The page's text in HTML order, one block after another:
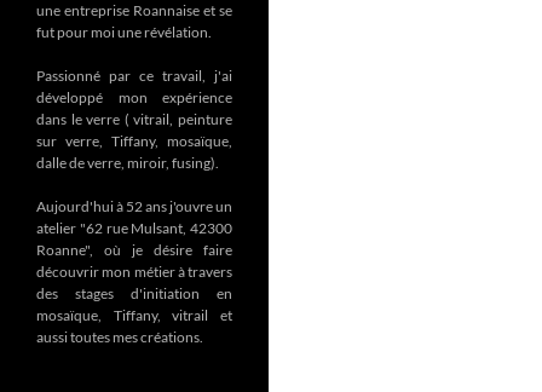
une entreprise Roannaise et se
fut pour moi une révélation.
Passionné par ce travail, j'ai
développé mon expérience
dans le verre ( vitrail, peinture
sur verre, Tiffany, mosaïque,
dalle de verre, miroir, fusing).
Aujourd'hui à 52 ans j'ouvre un
atelier "62 rue Mulsant, 42300
Roanne", où je désire faire
découvrir mon métier à travers
des stages d'initiation en
mosaïque, Tiffany, vitrail et
aussi toutes mes créations.